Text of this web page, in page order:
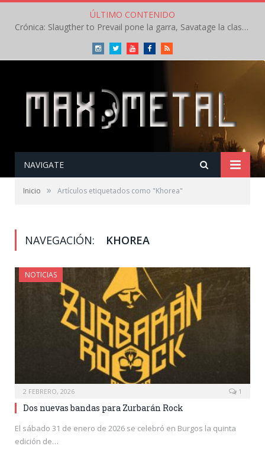
ÚLTIMO CONTENIDO
Crónica: Slaugther to Prevail pone la garra, Savatage la clase en la apertura del Leyendas del Rock – Miércoles – Agosto 2026
InstagramTwitterYoutubeFacebookRSS
NAVIGATE
Inicio » Artículos etiquetados como "Khorea"
NAVEGACIÓN: KHOREA
NOTICIAS
2 FEBRERO, 2026 1
Dos nuevas bandas para Zurbarán Rock
El sábado 31 de enero de 2026 se celebró en Burgos la quinta
edición de…